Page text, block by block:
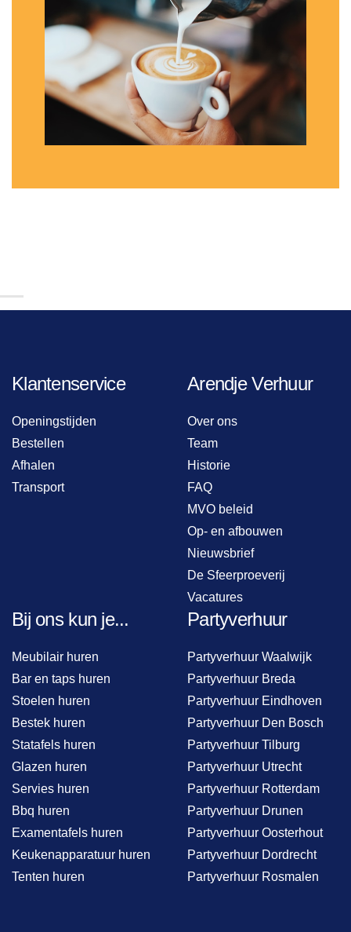
Klantenservice
Openingstijden
Bestellen
Afhalen
Transport
Arendje Verhuur
Over ons
Team
Historie
FAQ
MVO beleid
Op- en afbouwen
Nieuwsbrief
De Sfeerproeverij
Vacatures
Bij ons kun je...
Meubilair huren
Bar en taps huren
Stoelen huren
Bestek huren
Statafels huren
Glazen huren
Servies huren
Bbq huren
Examentafels huren
Keukenapparatuur huren
Tenten huren
Partyverhuur
Partyverhuur Waalwijk
Partyverhuur Breda
Partyverhuur Eindhoven
Partyverhuur Den Bosch
Partyverhuur Tilburg
Partyverhuur Utrecht
Partyverhuur Rotterdam
Partyverhuur Drunen
Partyverhuur Oosterhout
Partyverhuur Dordrecht
Partyverhuur Rosmalen